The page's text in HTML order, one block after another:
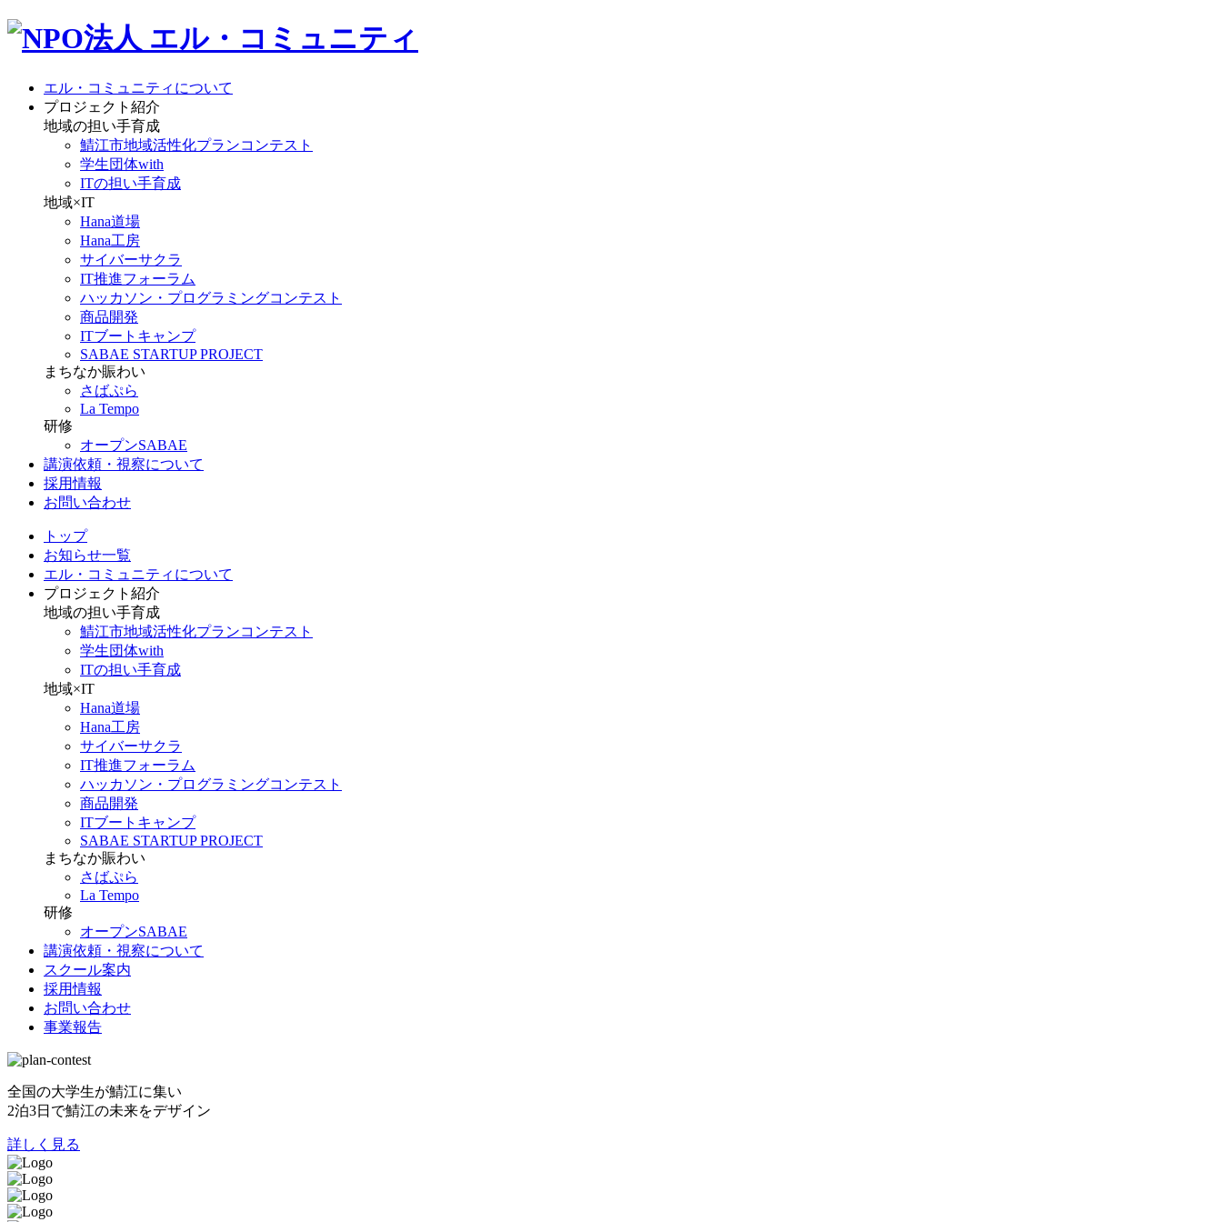
エル・コミュニティについて
プロジェクト紹介
地域の担い手育成
鯖江市地域活性化プランコンテスト
学生団体with
ITの担い手育成
地域×IT
Hana道場
Hana工房
サイバーサクラ
IT推進フォーラム
ハッカソン・プログラミングコンテスト
商品開発
ITブートキャンプ
SABAE STARTUP PROJECT
まちなか賑わい
さばぷら
La Tempo
研修
オープンSABAE
講演依頼・視察について
採用情報
お問い合わせ
トップ
お知らせ一覧
エル・コミュニティについて
プロジェクト紹介
地域の担い手育成
鯖江市地域活性化プランコンテスト
学生団体with
ITの担い手育成
地域×IT
Hana道場
Hana工房
サイバーサクラ
IT推進フォーラム
ハッカソン・プログラミングコンテスト
商品開発
ITブートキャンプ
SABAE STARTUP PROJECT
まちなか賑わい
さばぷら
La Tempo
研修
オープンSABAE
講演依頼・視察について
スクール案内
採用情報
お問い合わせ
事業報告
全国の大学生が鯖江に集い
2泊3日で鯖江の未来をデザイン
詳しく見る